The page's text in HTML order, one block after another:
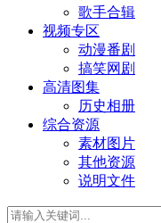
歌手合辑
视频专区
动漫番剧
搞笑网剧
高清图集
历史相册
综合资源
素材图片
其他资源
说明文件